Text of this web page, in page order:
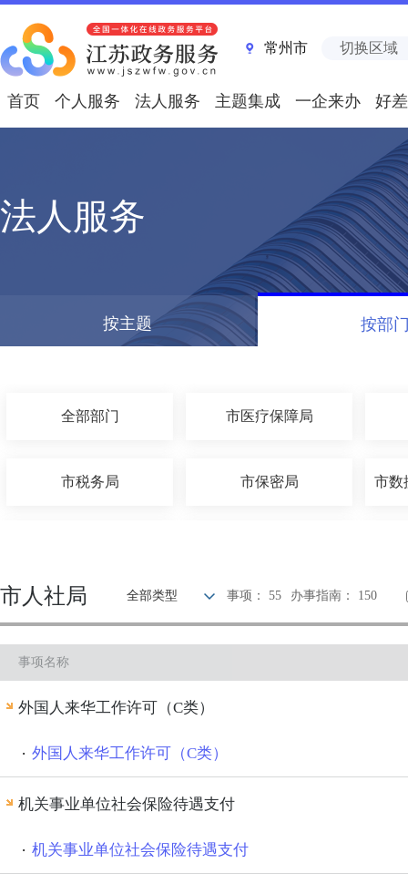
常州市 切换区域
首页 个人服务 法人服务 主题集成 一企来办 好
法人服务
按主题 按部
全部部门 市医疗保障局
市税务局 市保密局
市农业农村局 市档案局
市体育局
市财政局
市教育局 市工信局
市人社局 全部类型 事项： 55 办事指南： 150
事项名称
外国人来华工作许可（C类）
外国人来华工作许可（C类）
机关事业单位社会保险待遇支付
机关事业单位社会保险待遇支付